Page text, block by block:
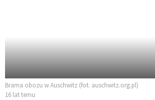
Brama obozu w Auschwitz (fot. auschwitz.org.pl)
16 lat temu